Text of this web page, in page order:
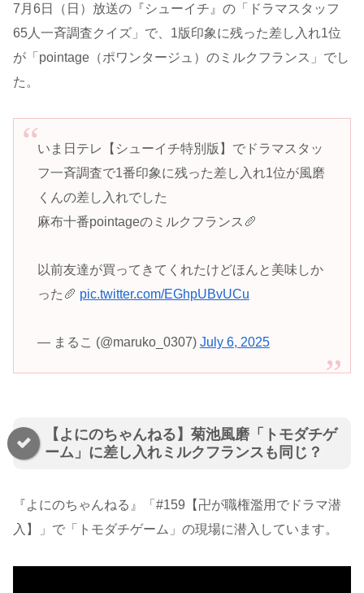
7月6日（日）放送の『シューイチ』の「ドラマスタッフ
65人一斉調査クイズ」で、1版印象に残った差し入れ1位
が「pointage（ポワンタージュ）のミルクフランス」でし
た。
いま日テレ【シューイチ特別版】でドラマスタッ
フ一斉調査で1番印象に残った差し入れ1位が風磨
くんの差し入れでした
麻布十番pointageのミルクフランス🥖
以前友達が買ってきてくれたけどほんと美味しか
った🥖 pic.twitter.com/EGhpUBvUCu
— まるこ (@maruko_0307) July 6, 2025
【よにのちゃんねる】菊池風磨「トモダチゲ
ーム」に差し入れミルクフランスも同じ？
『よにのちゃんねる』「#159 【卍が職権濫用でドラマ潜
入】」で「トモダチゲーム」の現場に潜入しています。